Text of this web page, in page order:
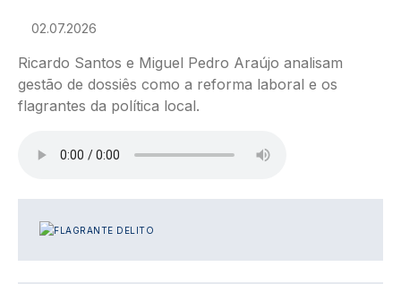
02.07.2026
Ricardo Santos e Miguel Pedro Araújo analisam
gestão de dossiês como a reforma laboral e os
flagrantes da política local.
IMAGEM